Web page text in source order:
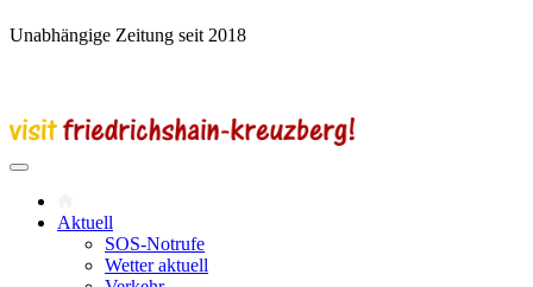
Unabhängige Zeitung seit 2018
Aktuell
SOS-Notrufe
Wetter aktuell